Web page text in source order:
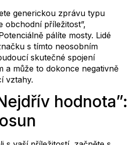
generickou zprávu typu
obchodní příležitost”,
pálíte mosty. Lidé
s tímto neosobním
skutečné spojení
a může to dokonce negativně
vztahy.
hodnota”: